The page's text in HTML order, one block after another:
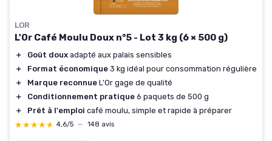
LOR
L'Or Café Moulu Doux n°5 - Lot 3 kg (6 × 500 g)
＋ Goût doux adapté aux palais sensibles
＋
Format économique 3 kg idéal pour consommation régulière
＋
Marque reconnue L'Or gage de qualité
＋
Conditionnement pratique 6 paquets de 500 g
＋
Prêt à l'emploi café moulu, simple et rapide à préparer
★★★★★
★★★★★ 4,6/5 — 148 avis